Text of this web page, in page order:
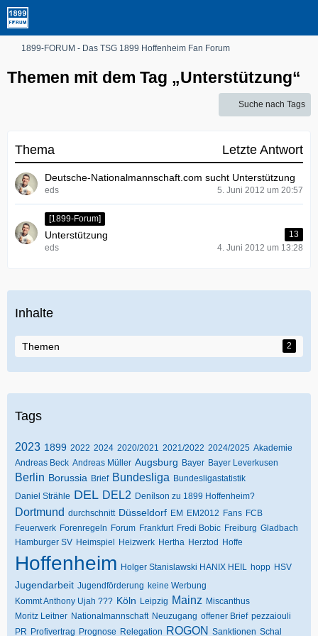
1899-FORUM - Das TSG 1899 Hoffenheim Fan Forum
Themen mit dem Tag „Unterstützung“
Suche nach Tags
Thema Letzte Antwort
Deutsche-Nationalmannschaft.com sucht Unterstützung
eds 5. Juni 2012 um 20:57
[1899-Forum]
Unterstützung
13
eds
4. Juni 2012 um 13:28
Inhalte
Themen 2
Tags
2023 1899 2022 2024 2020/2021 2021/2022 2024/2025 Akademie
Andreas Beck Andreas Müller Augsburg Bayer Bayer Leverkusen
Berlin Borussia Brief Bundesliga Bundesligastatistik
Daniel Strähle DEL DEL2 Denílson zu 1899 Hoffenheim?
Dortmund durchschnitt Düsseldorf EM EM2012 Fans FCB
Feuerwerk Forenregeln Forum Frankfurt Fredi Bobic Freiburg Gladbach
Hamburger SV Heimspiel Heizwerk Hertha Herztod Hoffe
Hoffenheim Holger Stanislawski HANIX HEIL hopp HSV
Jugendarbeit Jugendförderung keine Werbung
Kommt Anthony Ujah ??? Köln Leipzig Mainz Miscanthus
Moritz Leitner Nationalmannschaft Neuzugang offener Brief pezzaiouli
PR Profivertrag Prognose Relegation ROGON Sanktionen Schal